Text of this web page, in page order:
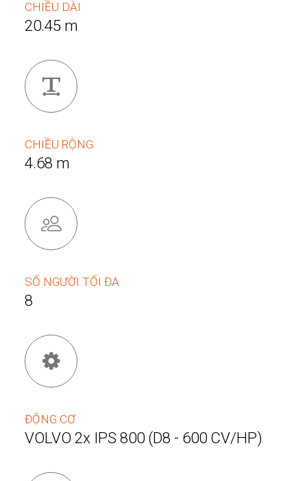
CHIỀU DÀI
20.45 m
CHIỀU RỘNG
4.68 m
SỐ NGƯỜI TỐI ĐA
8
ĐỘNG CƠ
VOLVO 2x IPS 800 (D8 - 600 CV/HP)